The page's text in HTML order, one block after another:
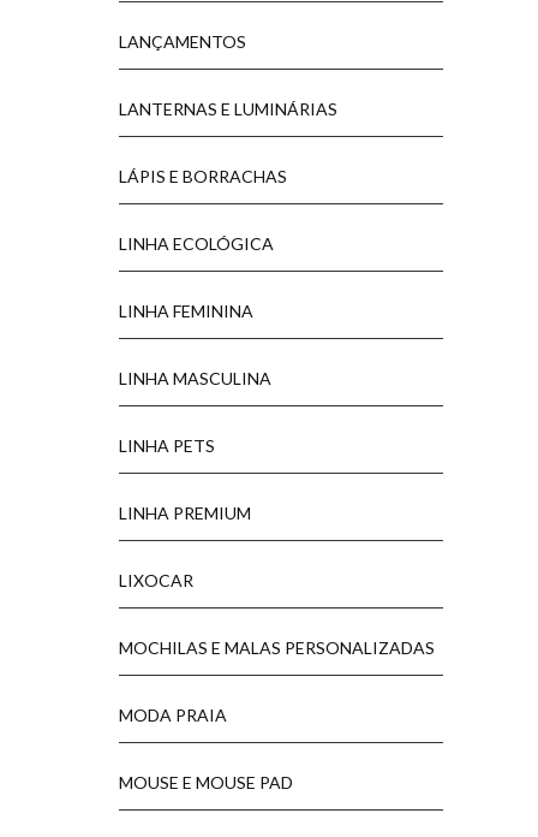
LANÇAMENTOS
LANTERNAS E LUMINÁRIAS
LÁPIS E BORRACHAS
LINHA ECOLÓGICA
LINHA FEMININA
LINHA MASCULINA
LINHA PETS
LINHA PREMIUM
LIXOCAR
MOCHILAS E MALAS PERSONALIZADAS
MODA PRAIA
MOUSE E MOUSE PAD